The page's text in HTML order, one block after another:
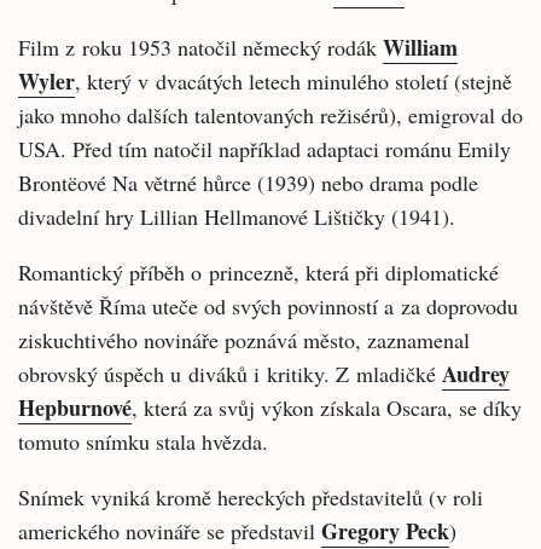
Film z roku 1953 natočil německý rodák William
Wyler, který v dvacátých letech minulého století (stejně
jako mnoho dalších talentovaných režisérů), emigroval do
USA. Před tím natočil například adaptaci románu Emily
Brontëové Na větrné hůrce (1939) nebo drama podle
divadelní hry Lillian Hellmanové Lištičky (1941).
Romantický příběh o princezně, která při diplomatické
návštěvě Říma uteče od svých povinností a za doprovodu
ziskuchtivého novináře poznává město, zaznamenal
obrovský úspěch u diváků i kritiky. Z mladičké Audrey
Hepburnové, která za svůj výkon získala Oscara, se díky
tomuto snímku stala hvězda.
Snímek vyniká kromě hereckých představitelů (v roli
amerického novináře se představil Gregory Peck)